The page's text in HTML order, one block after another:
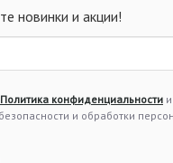
новинки и акции!
Политика конфиденциальности
и обработки